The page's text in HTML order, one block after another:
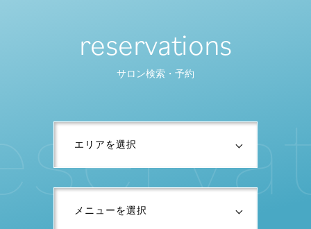
reservations
サロン検索・予約
serva